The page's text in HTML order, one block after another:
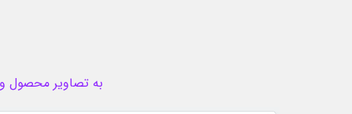
به تصاویر محصول و